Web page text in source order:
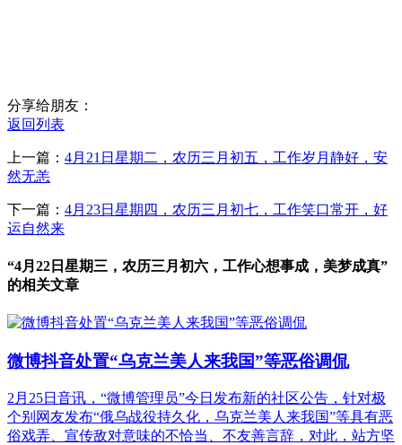
分享给朋友：
返回列表
上一篇： 4月21日星期二，农历三月初五，工作岁月静好，安
然无恙
下一篇： 4月23日星期四，农历三月初七，工作笑口常开，好
运自然来
“4月22日星期三，农历三月初六，工作心想事成，美梦成真”
的相关文章
微博抖音处置“乌克兰美人来我国”等恶俗调侃
2月25日音讯，“微博管理员”今日发布新的社区公告，针对极
个别网友发布“俄乌战役持久化，乌克兰美人来我国”等具有恶
俗戏弄、宣传敌对意味的不恰当、不友善言辞，对此，站方坚